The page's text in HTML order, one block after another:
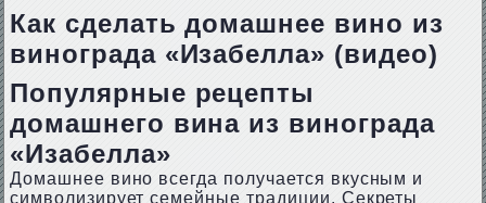
Как сделать домашнее вино из
винограда «Изабелла» (видео)
Популярные рецепты
домашнего вина из винограда
«Изабелла»
Домашнее вино всегда получается вкусным и
символизирует семейные традиции. Секреты